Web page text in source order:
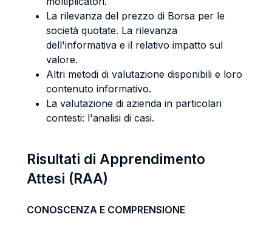
La rilevanza del prezzo di Borsa per le
società quotate. La rilevanza
dell'informativa e il relativo impatto sul
valore.
Altri metodi di valutazione disponibili e loro
contenuto informativo.
La valutazione di azienda in particolari
contesti: l'analisi di casi.
Risultati di Apprendimento
Attesi (RAA)
CONOSCENZA E COMPRENSIONE